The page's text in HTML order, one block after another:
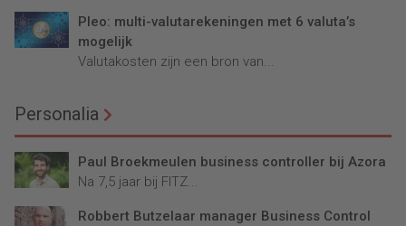
Pleo: multi-valutarekeningen met 6 valuta’s
mogelijk
Valutakosten zijn een bron van...
Personalia
Paul Broekmeulen business controller bij Azora
Na 7,5 jaar bij FITZ...
Robbert Butzelaar manager Business Control